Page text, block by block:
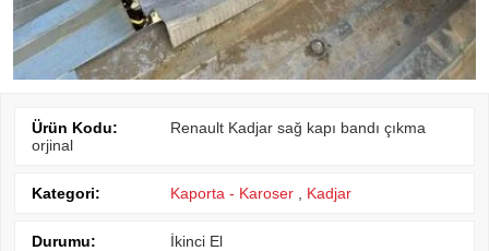
Ürün Kodu:
Renault Kadjar sağ kapı bandı çıkma
orjinal
Kategori: Kaporta - Karoser Kadjar
Durumu: İkinci El